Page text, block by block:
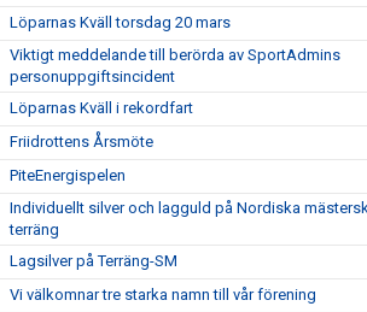
Löparnas Kväll torsdag 20 mars
Viktigt meddelande till berörda av SportAdmins
personuppgiftsincident
Löparnas Kväll i rekordfart
Friidrottens Årsmöte
PiteEnergispelen
Individuellt silver och lagguld på Nordiska
terräng
Lagsilver på Terräng-SM
Vi välkomnar tre starka namn till vår förening